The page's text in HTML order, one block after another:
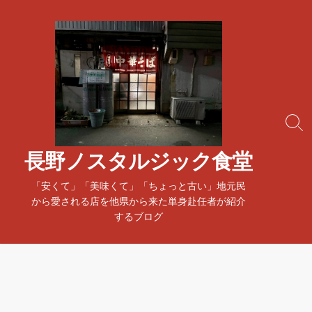
長野ノスタルジック食堂
「安くて」「美味くて」「ちょっと古い」地元民
から愛される店を他県から来た単身赴任者が紹介
するブログ
検